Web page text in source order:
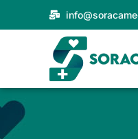
al
SORACA